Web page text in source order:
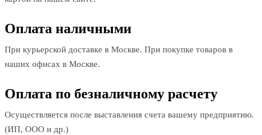
Оплата наличными
При курьерской доставке в Москве. При покупке товаров в
наших офисах в Москве.
Оплата по безналичному расчету
Осуществляется после выставления счета вашему предприятию.
(ИП, ООО и др.)